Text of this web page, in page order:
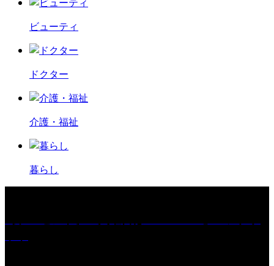
ビューティ
ドクター
介護・福祉
暮らし